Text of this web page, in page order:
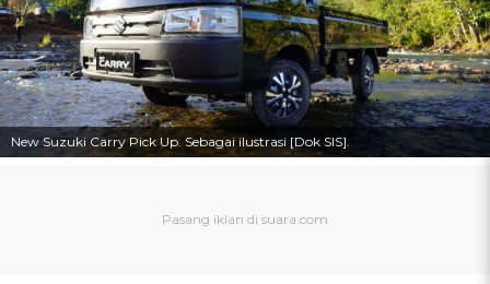
New Suzuki Carry Pick Up. Sebagai ilustrasi [Dok SIS].